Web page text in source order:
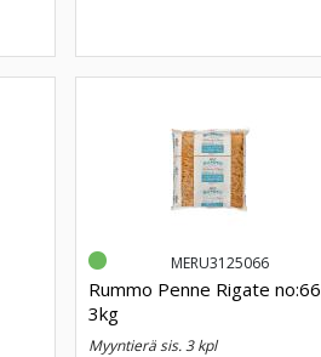
MERU3125066
Rummo Penne Rigate no:66
3kg
myyntierä sis. 3 kpl